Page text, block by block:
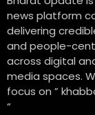
news platform
delivering
and people-
across digital
media spaces.
focus on ”
“